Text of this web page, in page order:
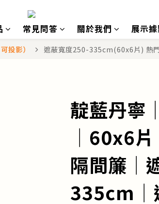
常見問答 關於我們 展示
投影） 遮蔽寬度250-335cm(60x6片) 熱
靛藍丹寧
│60x6
隔間簾│
335cm│